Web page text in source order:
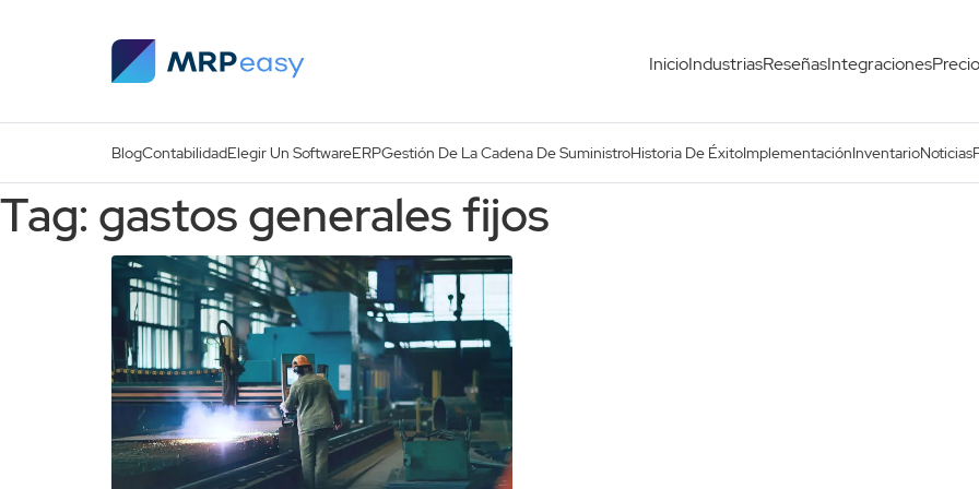
InicioIndustriasReseñasIntegraciones
BlogContabilidadElegir Un SoftwareERPGestión De La Cadena De SuministroHistoria De ÉxitoImplementaciónInventarioNoticias
Tag: gastos generales fijos